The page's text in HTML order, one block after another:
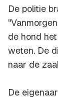
De politie
de hond
weten. De
naar de
De